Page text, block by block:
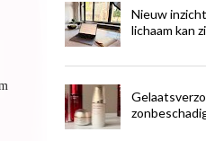
Nieuw
lichaam kan